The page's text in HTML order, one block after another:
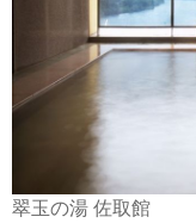
翠玉の湯 佐取館